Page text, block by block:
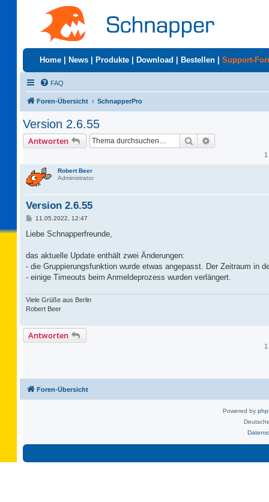
Home News Produkte Download Bestellen Support-
FAQ
Foren-Übersicht SchnapperPro
Version 2.6.55
Antworten Suche
Robert Beer
Administrator
Version 2.6.55
B
i
a
11.05.2022, 12:47
Liebe Schnapperfreunde,
das aktuelle Update enthält zwei Änderungen:
- die Gruppierungsfunktion wurde etwas angepasst. Der Zeitraum in
- einige Timeouts beim Anmeldeprozess wurden verlängert.
Viele Grüße aus Berlin
Robert Beer
Antworten
Foren-Übersicht
Powered by